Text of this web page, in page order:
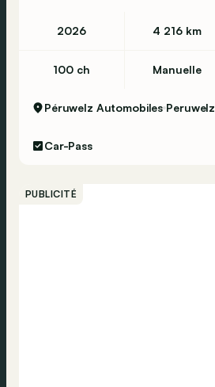
2026 4 216 km
100 ch Manuelle
Péruwelz Automobiles Peruwelz
Car-Pass
PUBLICITÉ